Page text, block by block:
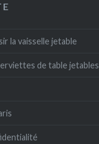
la vaisselle jetable
de table jetables